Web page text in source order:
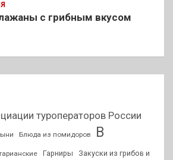
с грибным вкусом
туроператоров России
Блюда из помидоров
В
Гарниры
Закуски из грибов и